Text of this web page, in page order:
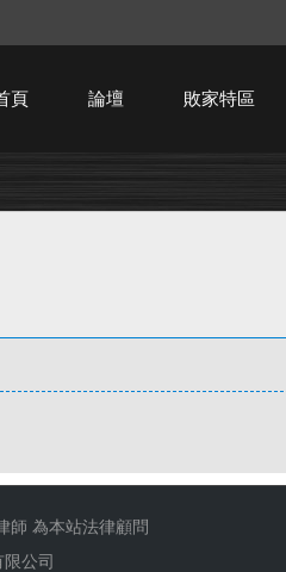
頁 論壇 敗家特區
師 為本站法律顧問
公司